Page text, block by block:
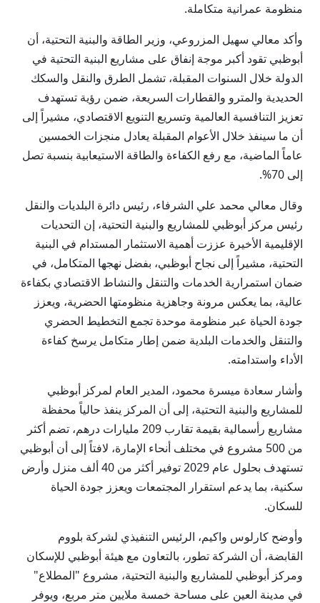
منظومة عمرانية متكاملة.
وأكد معالي سهيل المزروعي، وزير الطاقة والبنية التحتية، أن
أبوظبي تقود أكبر موجة إنفاق على مشاريع البنية التحتية في
الدولة خلال السنوات المقبلة، تشمل الطرق والنقل والسكك
الحديدية والمترو والقطارات السريعة، ضمن رؤية تستهدف
تعزيز التنافسية العالمية وتسريع التنويع الاقتصادي، مشيراً إلى
أن ما سينفذ خلال الأعوام المقبلة يعادل منجزات الخمسين
عاماً الماضية، مع رفع الكفاءة والطاقة الاستيعابية بنسبة تصل
إلى 70%.
وقال معالي محمد علي الشرفاء، رئيس دائرة البلديات والنقل
رئيس مركز أبوظبي للمشاريع والبنية التحتية، إن التحديات
الإقليمية الأخيرة عززت أهمية الاستثمار المستدام في البنية
التحتية، مشيراً إلى نجاح أبوظبي، بفضل نهجها المتكامل، في
ضمان استمرارية الخدمات والتنقل والنشاط الاقتصادي بكفاءة
عالية، بما يعكس مرونة وجاهزية منظومتها الحضرية، ويعزز
جودة الحياة عبر منظومة موحدة تجمع التخطيط الحضري
والتنقل والخدمات البلدية ضمن إطار متكامل يرسخ كفاءة
الأداء واستدامته.
وأشار سعادة ميسرة محمود، المدير العام لمركز أبوظبي
للمشاريع والبنية التحتية، إلى أن المركز ينفذ حالياً محفظة
مشاريع رأسمالية بقيمة تقارب 209 مليارات درهم، تضم أكثر
من 500 مشروع في مختلف أنحاء الإمارة، لافتاً إلى أن أبوظبي
تستهدف بحلول عام 2029 توفير أكثر من 40 ألف منزل وأرض
سكنية، بما يدعم استقرار المجتمعات ويعزز جودة الحياة
للسكان.
وأوضح كارلوس واكيم، الرئيس التنفيذي لشركة بلووم
القابضة، أن الشركة تطور، بالتعاون مع هيئة أبوظبي للإسكان
ومركز أبوظبي للمشاريع والبنية التحتية، مشروع "المطلاع"
في مدينة العين على مساحة خمسة ملايين متر مربع، ويوفر